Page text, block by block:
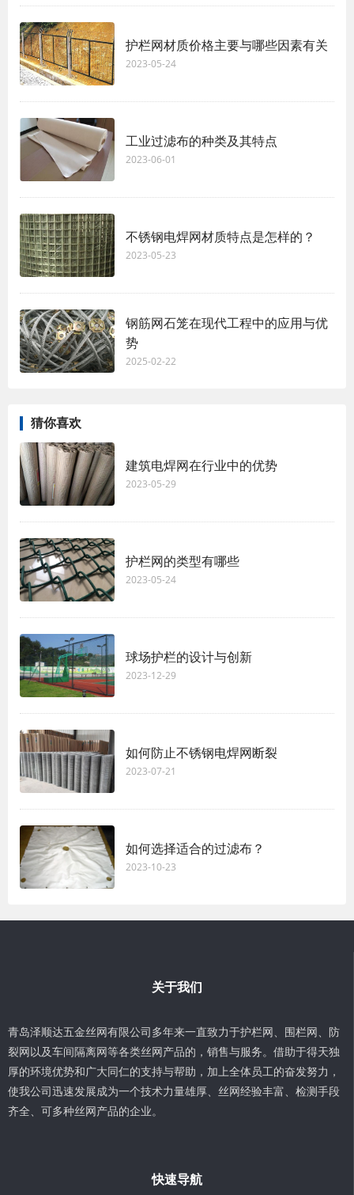
护栏网材质价格主要与哪些因素有关
2023-05-24
工业过滤布的种类及其特点
2023-06-01
不锈钢电焊网材质特点是怎样的？
2023-05-23
钢筋网石笼在现代工程中的应用与优
势
2025-02-22
猜你喜欢
建筑电焊网在行业中的优势
2023-05-29
护栏网的类型有哪些
2023-05-24
球场护栏的设计与创新
2023-12-29
如何防止不锈钢电焊网断裂
2023-07-21
如何选择适合的过滤布？
2023-10-23
关于我们
青岛泽顺达五金丝网有限公司多年来一直致力于护栏网、围栏网、防
裂网以及车间隔离网等各类丝网产品的，销售与服务。借助于得天独
厚的环境优势和广大同仁的支持与帮助，加上全体员工的奋发努力，
使我公司迅速发展成为一个技术力量雄厚、丝网经验丰富、检测手段
齐全、可多种丝网产品的企业。
快速导航